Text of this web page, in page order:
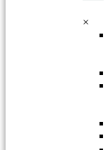
×